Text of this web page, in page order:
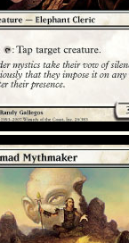
nomade